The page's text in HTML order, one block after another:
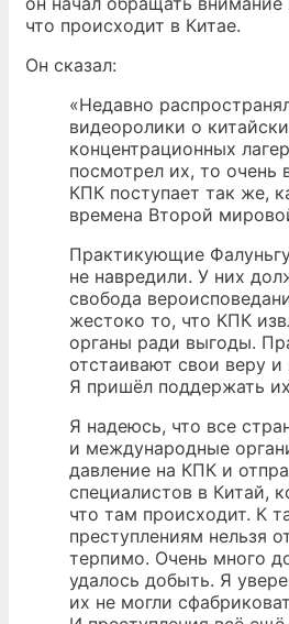
что происходит в Китае.
Он сказал:
«Недавно
видеоролики о
концентрационных
посмотрел их, то очень
КПК поступает так же,
времена Второй
Практикующие
не навредили. У них
свобода
жестоко то, что КПК
органы ради выгоды.
отстаивают свои веру
Я пришёл поддержать
Я надеюсь, что все
и международные
давление на КПК и
специалистов в Китай,
что там происходит. К
преступлениям нельзя
терпимо. Очень много
удалось добыть. Я
их не могли